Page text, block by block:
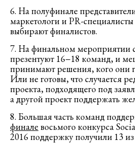
6. На полуфинале
маркетологи и PR-
выбирают финалистов.
7. На финальном мероприятии
презентуют 16−18 команд, и
принимают решения, кого они
Или не готовы, что случается
проекта, подходящего под
а другой проект поддержать
8. Большая часть команд
финале восьмого конкурса
2016 поддержку получили 13